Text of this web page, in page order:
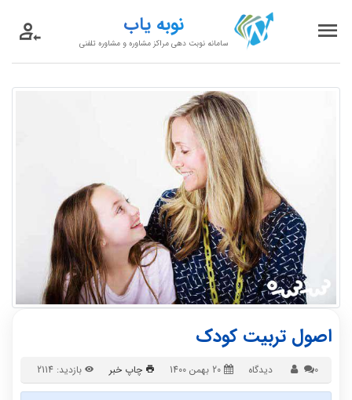
نوبه یاب
سامانه نوبت دهی مراکز مشاوره و مشاوره تلفنی
اصول تربیت کودک
0 دیدگاه 20 بهمن 1400 چاپ خبر بازدید: 2114